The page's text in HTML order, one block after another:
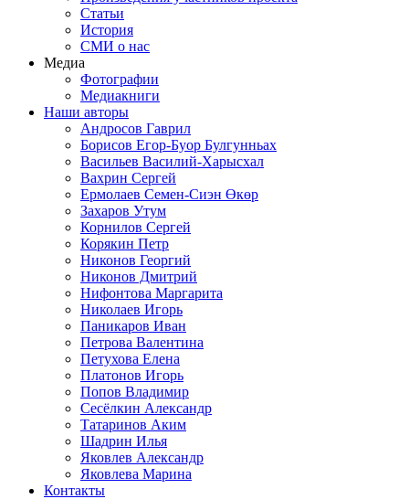
Статьи
История
СМИ о нас
Медиа
Фотографии
Медиакниги
Наши авторы
Андросов Гаврил
Борисов Егор-Буор Булгунньах
Васильев Василий-Харысхал
Вахрин Сергей
Ермолаев Семен-Сиэн Өкөр
Захаров Утум
Корнилов Сергей
Корякин Петр
Никонов Георгий
Никонов Дмитрий
Нифонтова Маргарита
Николаев Игорь
Паникаров Иван
Петрова Валентина
Петухова Елена
Платонов Игорь
Попов Владимир
Сесёлкин Александр
Татаринов Аким
Шадрин Илья
Яковлев Александр
Яковлева Марина
Контакты